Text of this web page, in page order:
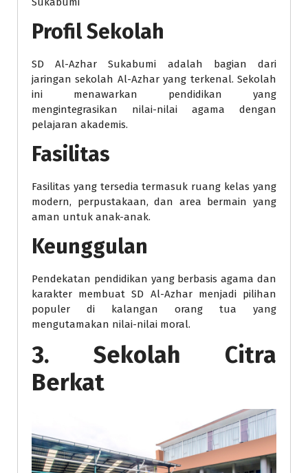
Profil Sekolah
SD Al-Azhar Sukabumi adalah bagian dari
jaringan sekolah Al-Azhar yang terkenal. Sekolah
ini menawarkan pendidikan yang
mengintegrasikan nilai-nilai agama dengan
pelajaran akademis.
Fasilitas
Fasilitas yang tersedia termasuk ruang kelas yang
modern, perpustakaan, dan area bermain yang
aman untuk anak-anak.
Keunggulan
Pendekatan pendidikan yang berbasis agama dan
karakter membuat SD Al-Azhar menjadi pilihan
populer di kalangan orang tua yang
mengutamakan nilai-nilai moral.
3. Sekolah Citra
Berkat